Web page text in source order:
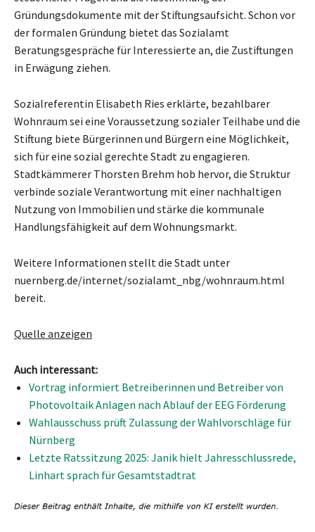
Gründungsdokumente mit der Stiftungsaufsicht. Schon vor
der formalen Gründung bietet das Sozialamt
Beratungsgespräche für Interessierte an, die Zustiftungen
in Erwägung ziehen.
Sozialreferentin Elisabeth Ries erklärte, bezahlbarer
Wohnraum sei eine Voraussetzung sozialer Teilhabe und die
Stiftung biete Bürgerinnen und Bürgern eine Möglichkeit,
sich für eine sozial gerechte Stadt zu engagieren.
Stadtkämmerer Thorsten Brehm hob hervor, die Struktur
verbinde soziale Verantwortung mit einer nachhaltigen
Nutzung von Immobilien und stärke die kommunale
Handlungsfähigkeit auf dem Wohnungsmarkt.
Weitere Informationen stellt die Stadt unter
nuernberg.de/internet/sozialamt_nbg/wohnraum.html
bereit.
Quelle anzeigen
Auch interessant:
Vortrag informiert Betreiberinnen und Betreiber von
Photovoltaik Anlagen nach Ablauf der EEG Förderung
Wahlausschuss prüft Zulassung der Wahlvorschläge für
Nürnberg
Letzte Ratssitzung 2025: Janik hielt Jahresschlussrede,
Linhart sprach für Gesamtstadtrat